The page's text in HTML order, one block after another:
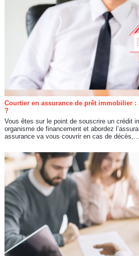
Courtier en assurance de prêt immobilier :
?
Vous êtes sur le point de souscrire un crédit
organisme de financement et abordez
assurance va vous couvrir en cas de décès,...